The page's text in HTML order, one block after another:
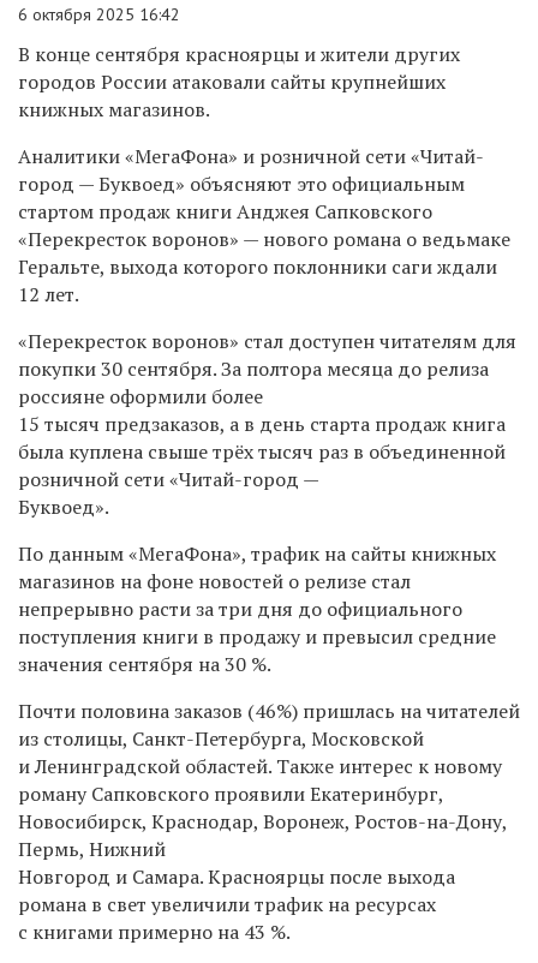
6 октября 2025 16:42
В конце сентября красноярцы ижители других
городов России атаковали сайты крупнейших
книжных магазинов.
Аналитики «МегаФона» и розничной сети «Читай-
город — Буквоед» объясняют это официальным
стартом продаж книги Анджея Сапковского
«Перекресток воронов» — нового романа о ведьмаке
Геральте, выхода которого поклонники саги ждали
12 лет.
«Перекресток воронов» стал доступен читателям для
покупки30 сентября. За полтора месяца до релиза
россияне оформили более
15 тысяч предзаказов, а в день старта продаж книга
была куплена свыше трёх тысяч раз в объединенной
розничной сети «Читай-город —
Буквоед».
По данным «МегаФона», трафик на сайты книжных
магазинов на фоне новостей о релизе стал
непрерывно расти затри дня до официального
поступления книги в продажу и превысил средние
значения сентября на30 %.
Почти половина заказов (46%) пришлась начитателей
из столицы, Санкт-Петербурга, Московской
иЛенинградской областей. Также интерес к новому
роману Сапковского проявили Екатеринбург,
Новосибирск, Краснодар, Воронеж, Ростов-на-Дону,
Пермь, Нижний
Новгород и Самара. Красноярцы после выхода
романа в свет увеличилитрафик на ресурсах
с книгами примерно на 43 %.